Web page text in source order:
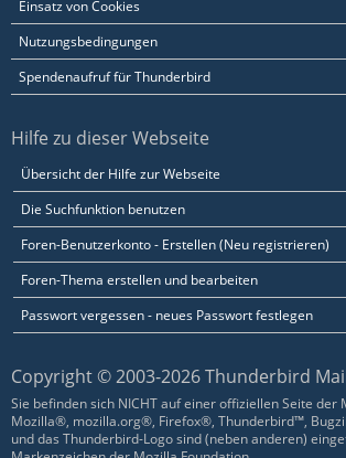
Einsatz von Cookies
Nutzungsbedingungen
Spendenaufruf für Thunderbird
Hilfe zu dieser Webseite
Übersicht der Hilfe zur Webseite
Die Suchfunktion benutzen
Foren-Benutzerkonto - Erstellen (Neu registrieren)
Foren-Thema erstellen und bearbeiten
Passwort vergessen - neues Passwort festlegen
Copyright © 2003-2026 Thunderbird
Sie befinden sich NICHT auf einer offiziellen Seite der
Mozilla®, mozilla.org®, Firefox®, Thunderbird™,
und das Thunderbird-Logo sind (neben anderen)